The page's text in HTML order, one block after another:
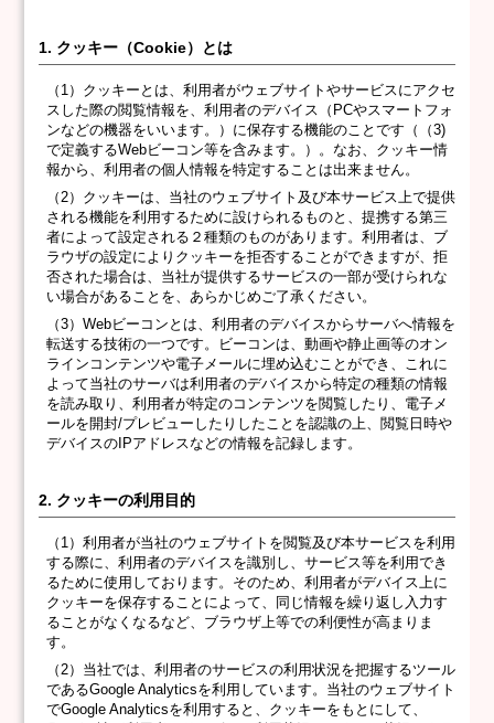
1. クッキー（Cookie）とは
（1）クッキーとは、利用者がウェブサイトやサービスにアクセ
スした際の閲覧情報を、利用者のデバイス（PCやスマートフォ
ンなどの機器をいいます。）に保存する機能のことです（（3)
で定義するWebビーコン等を含みます。）。なお、クッキー情
報から、利用者の個人情報を特定することは出来ません。
（2）クッキーは、当社のウェブサイト及び本サービス上で提供
される機能を利用するために設けられるものと、提携する第三
者によって設定される２種類のものがあります。利用者は、ブ
ラウザの設定によりクッキーを拒否することができますが、拒
否された場合は、当社が提供するサービスの一部が受けられな
い場合があることを、あらかじめご了承ください。
（3）Webビーコンとは、利用者のデバイスからサーバへ情報を
転送する技術の一つです。ビーコンは、動画や静止画等のオン
ラインコンテンツや電子メールに埋め込むことができ、これに
よって当社のサーバは利用者のデバイスから特定の種類の情報
を読み取り、利用者が特定のコンテンツを閲覧したり、電子メ
ールを開封/プレビューしたりしたことを認識の上、閲覧日時や
デバイスのIPアドレスなどの情報を記録します。
2. クッキーの利用目的
（1）利用者が当社のウェブサイトを閲覧及び本サービスを利用
する際に、利用者のデバイスを識別し、サービス等を利用でき
るために使用しております。そのため、利用者がデバイス上に
クッキーを保存することによって、同じ情報を繰り返し入力す
ることがなくなるなど、ブラウザ上等での利便性が高まりま
す。
（2）当社では、利用者のサービスの利用状況を把握するツール
であるGoogle Analyticsを利用しています。当社のウェブサイト
でGoogle Analyticsを利用すると、クッキーをもとにして、